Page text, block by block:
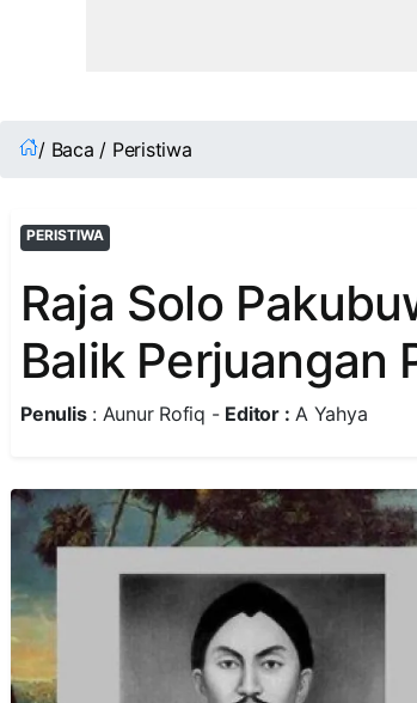
/ Baca / Peristiwa
PERISTIWA
Raja Solo
Balik Perjuangan
Penulis: Aunur Rofiq - Editor : A Yahya